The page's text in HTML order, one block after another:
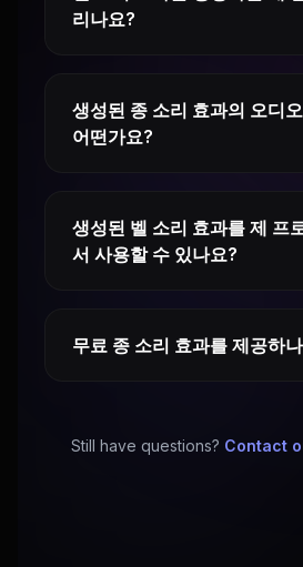
리나요?
생성된 종 소리 효과의 오디
어떤가요?
생성된 벨 소리 효과를 제 프
서 사용할 수 있나요?
무료 종 소리 효과를 제공하
Still have questions? Contact